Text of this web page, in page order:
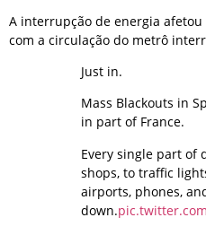
A interrupção de energia
com a circulação do metrô
Just in.
Mass Blackouts in
in part of France.
Every single part of
shops, to traffic
airports, phones,
down.